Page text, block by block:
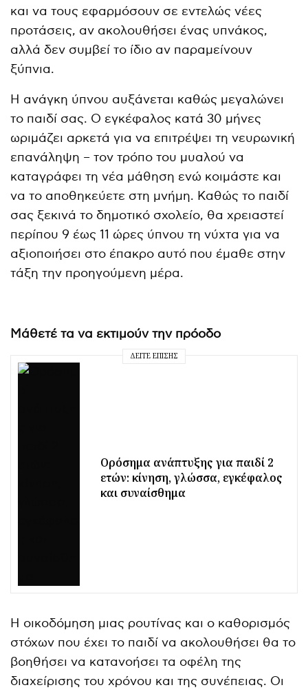
και να τους εφαρμόσουν σε εντελώς νέες
προτάσεις, αν ακολουθήσει ένας υπνάκος,
αλλά δεν συμβεί το ίδιο αν παραμείνουν
ξύπνια.
Η ανάγκη ύπνου αυξάνεται καθώς μεγαλώνει
το παιδί σας. Ο εγκέφαλος κατά 30 μήνες
ωριμάζει αρκετά για να επιτρέψει τη νευρωνική
επανάληψη – τον τρόπο του μυαλού να
καταγράφει τη νέα μάθηση ενώ κοιμάστε και
να το αποθηκεύετε στη μνήμη. Καθώς το παιδί
σας ξεκινά το δημοτικό σχολείο, θα χρειαστεί
περίπου 9 έως 11 ώρες ύπνου τη νύχτα για να
αξιοποιήσει στο έπακρο αυτό που έμαθε στην
τάξη την προηγούμενη μέρα.
Μάθετέ τα να εκτιμούν την πρόοδο
ΔΕΊΤΕ ΕΠΊΣΗΣ
Ορόσημα ανάπτυξης για παιδί 2
ετών: κίνηση, γλώσσα, εγκέφαλος
και συναίσθημα
Η οικοδόμηση μιας ρουτίνας και ο καθορισμός
στόχων που έχει το παιδί να ακολουθήσει θα το
βοηθήσει να κατανοήσει τα οφέλη της
διαχείρισης του χρόνου και της συνέπειας. Οι